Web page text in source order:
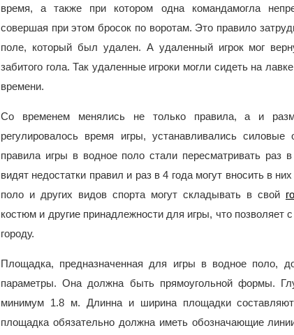
время, а также при котором одна командамогла
совершая при этом бросок по воротам. Это правило
поле, который был удален. А удаленный игрок мог
забитого гола. Так удаленные игроки могли сидеть на
времени.
Со временем менялись не только правила, а и
регулировалось время игры, устанавливались силовые
правила игры в водное поло стали пересматривать раз
видят недостатки правил и раз в 4 года могут вносить в
поло и других видов спорта могут складывать в свой
костюм и другие принадлежности для игры, что позволяет
городу.
Площадка, предназначенная для игры в водное поло,
параметры. Она должна быть прямоугольной формы.
минимум 1.8 м. Длинна и ширина площадки
площадка обязательно должна иметь обозначающие